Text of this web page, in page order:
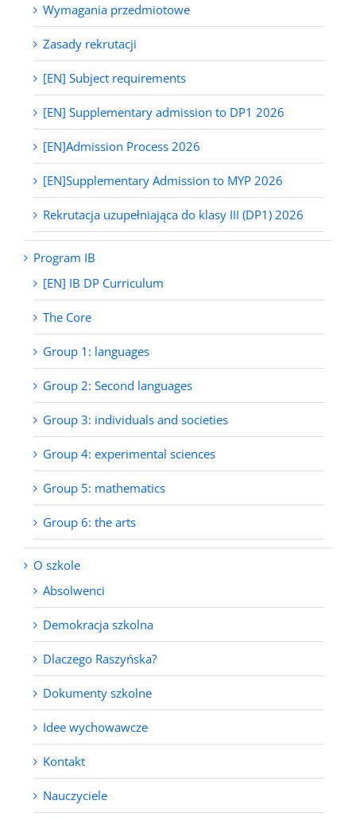
Wymagania przedmiotowe
Zasady rekrutacji
[EN] Subject requirements
[EN] Supplementary admission to DP1 2026
[EN]Admission Process 2026
[EN]Supplementary Admission to MYP 2026
Rekrutacja uzupełniająca do klasy III (DP1) 2026
Program IB
[EN] IB DP Curriculum
The Core
Group 1: languages
Group 2: Second languages
Group 3: individuals and societies
Group 4: experimental sciences
Group 5: mathematics
Group 6: the arts
O szkole
Absolwenci
Demokracja szkolna
Dlaczego Raszyńska?
Dokumenty szkolne
Idee wychowawcze
Kontakt
Nauczyciele